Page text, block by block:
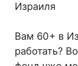
Израиля
Вам 60+ в
работать?